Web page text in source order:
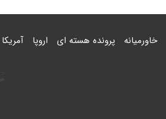
خاورمیانه پرونده هسته ای اروپا آمریکا